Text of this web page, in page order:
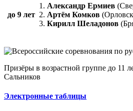
до 9 лет
1. Александр Ермиев
2. Артём Комков
3. Кирилл Шеладонов
Призёры в возрастной группе до 11
Сальников
Электронные таблицы